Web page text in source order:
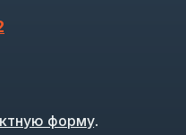
форму.